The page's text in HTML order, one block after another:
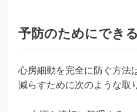
予防のためにでき
心房細動を完全に防ぐ方法
減らすために次のような取